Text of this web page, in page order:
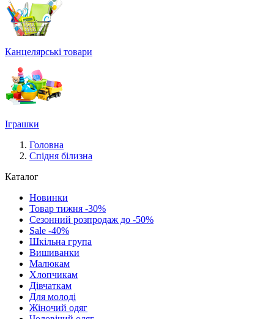
Канцелярські товари
Іграшки
Головна
Спідня білизна
Каталог
Новинки
Товар тижня -30%
Сезонний розпродаж до -50%
Sale -40%
Шкільна група
Вишиванки
Малюкам
Хлопчикам
Дівчаткам
Для молоді
Жіночий одяг